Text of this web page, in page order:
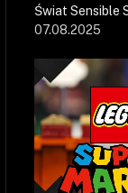
Świat Sensible
07.08.2025